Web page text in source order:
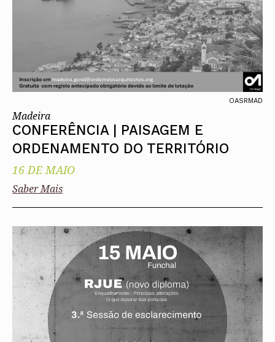
OASRMAD
Madeira
CONFERÊNCIA | PAISAGEM E
ORDENAMENTO DO TERRITÓRIO
16 DE MAIO
Saber Mais